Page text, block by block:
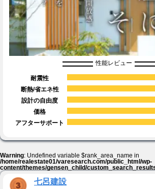
性能レビュー
耐震性
断熱/省エネ性
設計の自由度
価格
アフターサポート
Warning: Undefined variable $rank_area_name in
/home/realestate01/varesearch.com/public_html/wp-
content/themes/gensen_child/
七呂建設